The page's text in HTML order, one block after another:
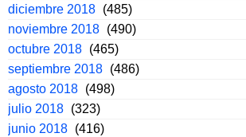
diciembre 2018 (485)
noviembre 2018 (490)
octubre 2018 (465)
septiembre 2018 (486)
agosto 2018 (498)
julio 2018 (323)
junio 2018 (416)